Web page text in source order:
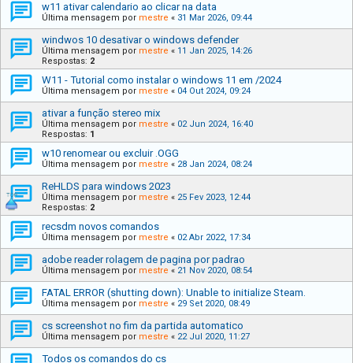
w11 ativar calendario ao clicar na data
Última mensagem por mestre « 31 Mar 2026, 09:44
windwos 10 desativar o windows defender
Última mensagem por mestre « 11 Jan 2025, 14:26
Respostas: 2
W11 - Tutorial como instalar o windows 11 em /2024
Última mensagem por mestre « 04 Out 2024, 09:24
ativar a função stereo mix
Última mensagem por mestre « 02 Jun 2024, 16:40
Respostas: 1
w10 renomear ou excluir .OGG
Última mensagem por mestre « 28 Jan 2024, 08:24
ReHLDS para windows 2023
Última mensagem por mestre « 25 Fev 2023, 12:44
Respostas: 2
recsdm novos comandos
Última mensagem por mestre « 02 Abr 2022, 17:34
adobe reader rolagem de pagina por padrao
Última mensagem por mestre « 21 Nov 2020, 08:54
FATAL ERROR (shutting down): Unable to initialize Steam.
Última mensagem por mestre « 29 Set 2020, 08:49
cs screenshot no fim da partida automatico
Última mensagem por mestre « 22 Jul 2020, 11:27
Todos os comandos do cs